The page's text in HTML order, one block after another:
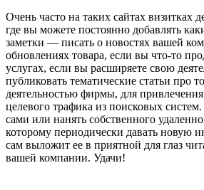
Очень часто на таких сайтах визитках
где вы можете постоянно добавлять
заметки — писать о новостях вашей
обновлениях товара, если вы что-то
услугах, если вы расширяете свою
публиковать тематические статьи про
деятельностью фирмы, для
целевого трафика из поисковых
сами или нанять собственного
которому периодически давать новую
сам выложит ее в приятной для глаз
вашей компании. Удачи!